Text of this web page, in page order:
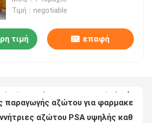
μαζί μας
Τιμή：negotiable
τιμή επαφή
ISO Container Mobile PSA Generators για αέριο και πετρέλαιο
99.9995 Γεννήτριες αζώτου υψηλής καθαρότητας PSA για ανταλλακτικά αυτοκινήτων